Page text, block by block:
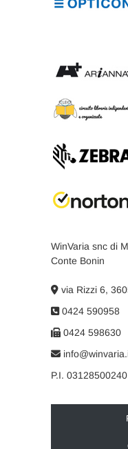
WinVaria snc di
Conte Bonin
via Rizzi 6,
0424 590958
0424 598630
P.I. 03128500240